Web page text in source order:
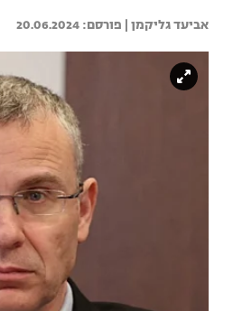
אביעד גליקמן | 20.06.2024